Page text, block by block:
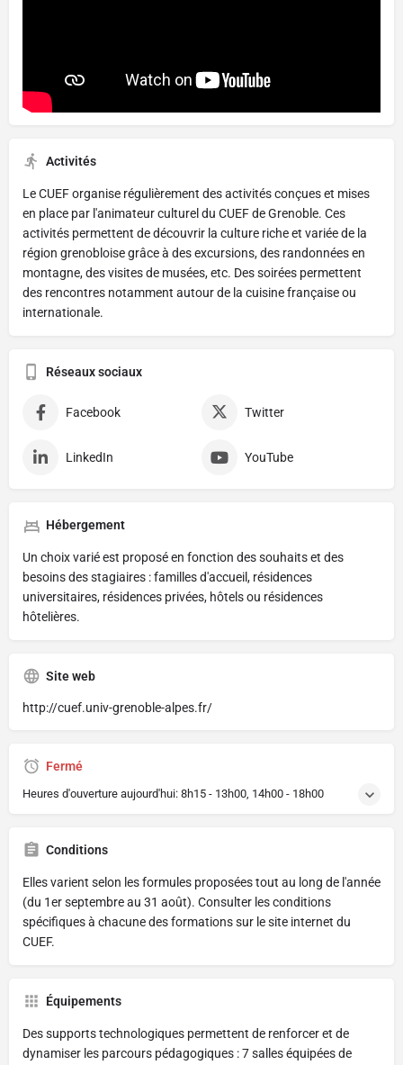
Activités
Le CUEF organise régulièrement des activités conçues et mises
en place par l'animateur culturel du CUEF de Grenoble. Ces
activités permettent de découvrir la culture riche et variée de la
région grenobloise grâce à des excursions, des randonnées en
montagne, des visites de musées, etc. Des soirées permettent
des rencontres notamment autour de la cuisine française ou
internationale.
Réseaux sociaux
Facebook Twitter
LinkedIn YouTube
Hébergement
Un choix varié est proposé en fonction des souhaits et des
besoins des stagiaires : familles d'accueil, résidences
universitaires, résidences privées, hôtels ou résidences
hôtelières.
Site web
http://cuef.univ-grenoble-alpes.fr/
Fermé
Heures d'ouverture aujourd'hui: 8h15 - 13h00, 14h00 - 18h00
Conditions
Elles varient selon les formules proposées tout au long de l'année
(du 1er septembre au 31 août). Consulter les conditions
spécifiques à chacune des formations sur le site internet du
CUEF.
Équipements
Des supports technologiques permettent de renforcer et de
dynamiser les parcours pédagogiques : 7 salles équipées de